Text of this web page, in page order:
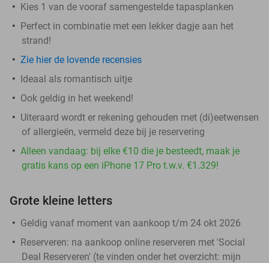
Kies 1 van de vooraf samengestelde tapasplanken
Perfect in combinatie met een lekker dagje aan het
strand!
Zie hier de lovende recensies
Ideaal als romantisch uitje
Ook geldig in het weekend!
Uiteraard wordt er rekening gehouden met (di)eetwensen
of allergieën, vermeld deze bij je reservering
Alleen vandaag: bij elke €10 die je besteedt, maak je
gratis kans op een iPhone 17 Pro t.w.v. €1.329!
Grote kleine letters
Geldig vanaf moment van aankoop t/m 24 okt 2026
Reserveren: na aankoop online reserveren met 'Social
Deal Reserveren' (te vinden onder het overzicht: mijn